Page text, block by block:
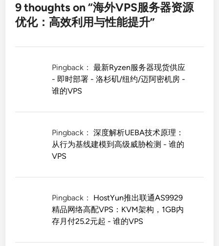
9 thoughts on “海外VPS服务器资源
优化：高效利用与性能提升”
Pingback：最新Ryzen服务器现货供应
- 即时部署 - 洛杉矶/纽约/迈阿密机房 -
谁的VPS
Pingback：深度解析UEBA技术原理：
从行为基线建模到高级威胁检测 - 谁的
VPS
Pingback： HostYun推出联通AS9929
精品网络高配VPS：KVM架构，1GB内
存月付25.2元起 - 谁的VPS